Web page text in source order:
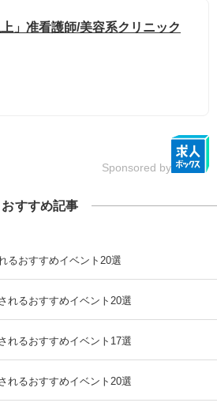
」准看護師/美容系クリニック
Sponsored by
おすすめ記事
るおすすめイベント20選
れるおすすめイベント20選
れるおすすめイベント17選
れるおすすめイベント20選